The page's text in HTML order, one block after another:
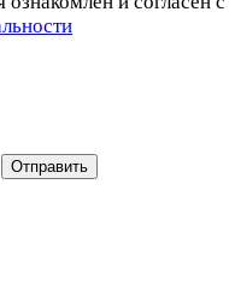
Отправить